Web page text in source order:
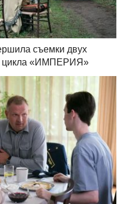
съемки двух
цикла «ИМПЕРИЯ»